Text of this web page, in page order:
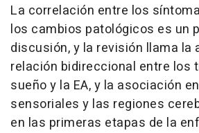
La correlación entre los
los cambios patológicos es un
discusión, y la revisión llama la
relación bidireccional entre los
sueño y la EA, y la asociación
sensoriales y las regiones
en las primeras etapas de la